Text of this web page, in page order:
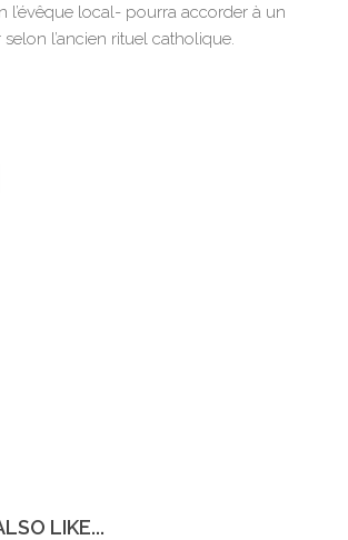
l’évêque local- pourra accorder à un
l’ancien rituel catholique.
LIKE...